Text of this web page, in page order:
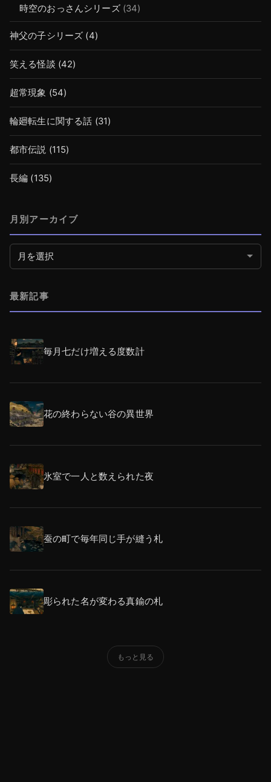
時空のおっさんシリーズ(34)
神父の子シリーズ (4)
笑える怪談 (42)
超常現象 (54)
輪廻転生に関する話 (31)
都市伝説 (115)
長編 (135)
月別アーカイブ
月別アーカイブ
最新記事
毎月七だけ増える度数計
花の終わらない谷の異世界
氷室で一人と数えられた夜
蚕の町で毎年同じ手が縫う札
彫られた名が変わる真鍮の札
もっと見る